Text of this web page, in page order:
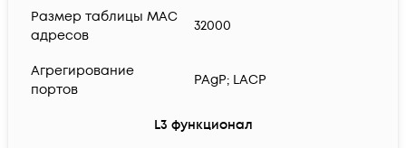
Размер таблицы MAC
адресов
32000
Агрегирование
портов
PAgP; LACP
L3 функционал